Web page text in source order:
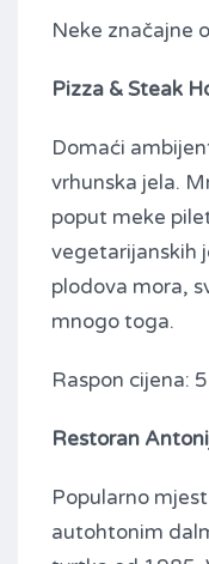
Neke značajne
Pizza & Steak
Domaći
vrhunska jela.
poput meke
vegetarijanskih
plodova mora,
mnogo toga.
Raspon cijena:
Restoran
Popularno
autohtonim